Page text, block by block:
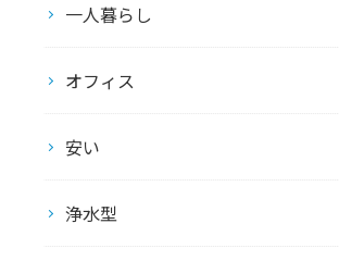
一人暮らし
オフィス
安い
浄水型